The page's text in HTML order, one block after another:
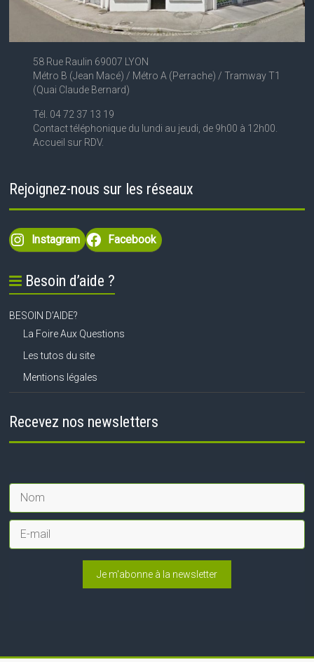
58 Rue Raulin 69007 LYON
Métro B (Jean Macé) / Métro A (Perrache) / Tramway T1
(Quai Claude Bernard)
Tél. 04 72 37 13 19
Contact téléphonique du lundi au jeudi, de 9h00 à 12h00.
Accueil sur RDV.
Rejoignez-nous sur les réseaux
Instagram Facebook
Besoin d’aide ?
BESOIN D’AIDE?
La Foire Aux Questions
Les tutos du site
Mentions légales
Recevez nos newsletters
Je m'abonne à la newsletter